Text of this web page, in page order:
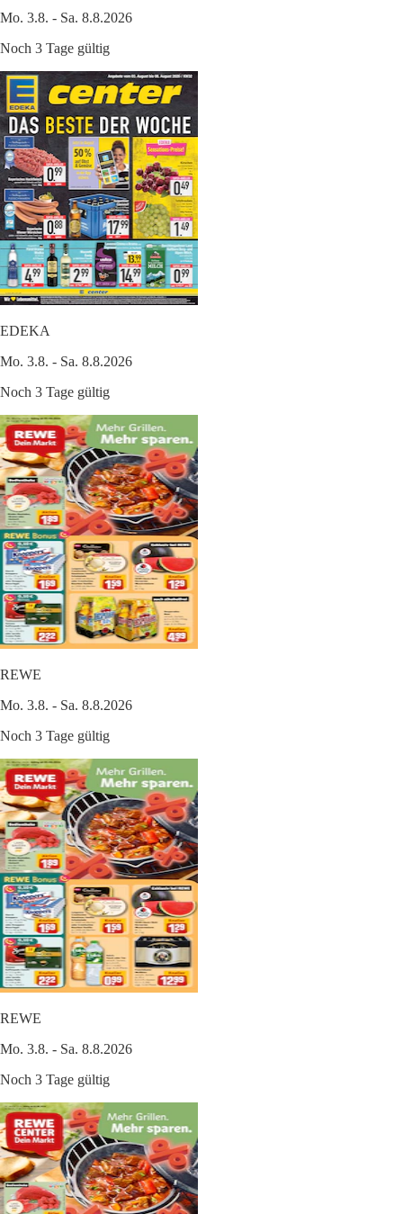
Mo. 3.8. - Sa. 8.8.2026
Noch 3 Tage gültig
EDEKA
Mo. 3.8. - Sa. 8.8.2026
Noch 3 Tage gültig
REWE
Mo. 3.8. - Sa. 8.8.2026
Noch 3 Tage gültig
REWE
Mo. 3.8. - Sa. 8.8.2026
Noch 3 Tage gültig